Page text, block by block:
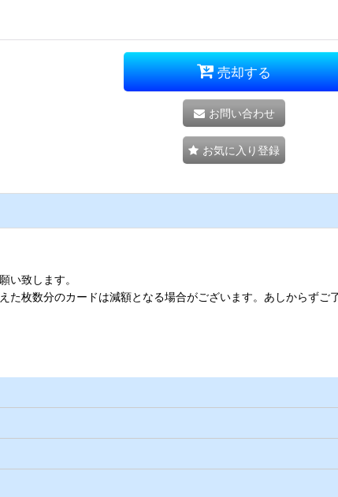
売却する
お問い合わせ
お気に入り登録
い致します。
枚数分のカードは減額となる場合がございます。あしからずご